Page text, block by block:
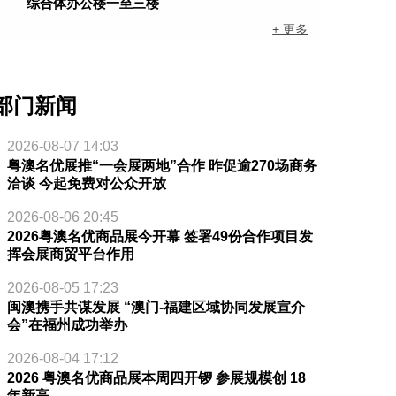
+ 更多
门新闻
2026-08-07 14:03
粤澳名优展推“一会展两地”合作 昨促逾270场商务
洽谈 今起免费对公众开放
2026-08-06 20:45
2026粤澳名优商品展今开幕 签署49份合作项目发
挥会展商贸平台作用
2026-08-05 17:23
闽澳携手共谋发展 “澳门-福建区域协同发展宣介
会”在福州成功举办
2026-08-04 17:12
2026 粤澳名优商品展本周四开锣 参展规模创 18